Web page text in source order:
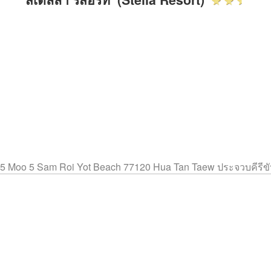
Moo 5 Sam Roi Yot Beach 77120 Hua Tan Taew ประจวบคีรี